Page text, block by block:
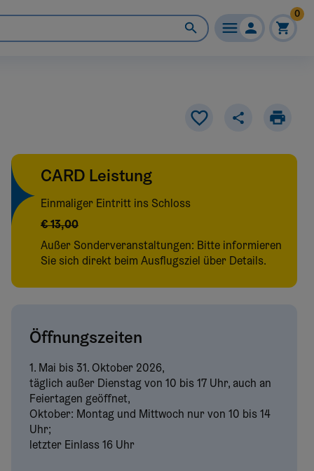
0
CARD Leistung
Einmaliger Eintritt ins Schloss
€ 13,00
Außer Sonderveranstaltungen: Bitte informieren
Sie sich direkt beim Ausflugsziel über Details.
Öffnungszeiten
1. Mai bis 31. Oktober 2026,
täglich außer Dienstag von 10 bis 17 Uhr, auch an
Feiertagen geöffnet,
Oktober: Montag und Mittwoch nur von 10 bis 14
Uhr;
letzter Einlass 16 Uhr